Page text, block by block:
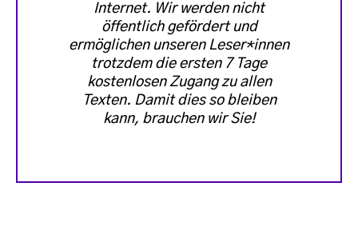
Internet. Wir werden nicht
öffentlich gefördert und
ermöglichen unseren Leser*innen
trotzdem die ersten 7 Tage
kostenlosen Zugang zu allen
Texten. Damit dies so bleiben
kann, brauchen wir Sie!